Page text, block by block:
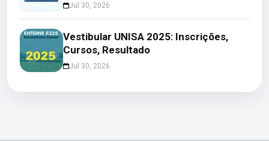
Jul 30, 2026
Vestibular UNISA 2025: Inscrições,
Cursos, Resultado
Jul 30, 2026